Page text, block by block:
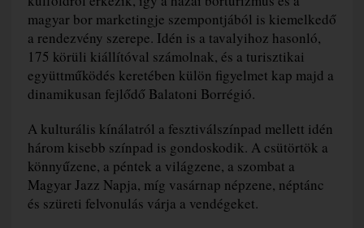
magyar bor marketingje szempontjából is kiemelkedő
a rendezvény szerepe. Idén is a tavalyihoz hasonló,
175 körüli kiállítóval számolnak, és a turisztikai
együttműködés keretében külön figyelmet kap majd a
dinamikusan fejlődő Balatoni Borrégió.
A kulturális kínálatról a fesztiválszínpad mellett idén
három kisebb színpad is gondoskodik. A csütörtök a
könnyűzene, a péntek a világzene, a szombat a
Magyar Jazz Napja, míg vasárnap népzene, néptánc
és szüreti felvonulás várja a vendégeket.